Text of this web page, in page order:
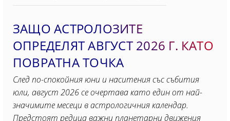
ЗАЩО АСТРОЛОЗИТЕ
ОПРЕДЕЛЯТ АВГУСТ 2026 Г. КАТО
ПОВРАТНА ТОЧКА
След по-спокойния юни и наситения със събития
юли, август 2026 се очертава като един от най-
значимите месеци в астрологичния календар.
Предстоят редица важни планетарни движения